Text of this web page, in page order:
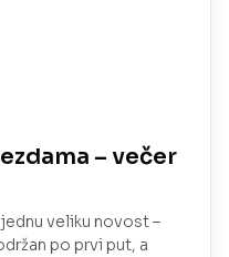
– večer
veliku novost –
po prvi put, a